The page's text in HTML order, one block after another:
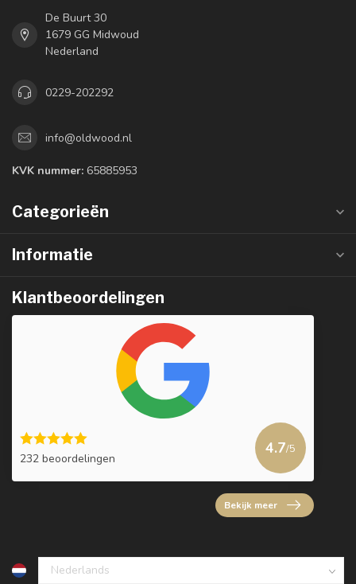
De Buurt 30
1679 GG Midwoud
Nederland
0229-202292
info@oldwood.nl
KVK nummer: 65885953
Categorieën
Informatie
Klantbeoordelingen
232 beoordelingen
4.7/5
Bekijk meer